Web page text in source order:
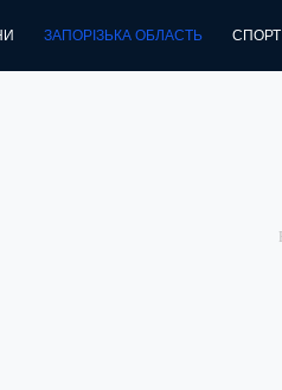
ЗАПОРІЗЬКА ОБЛАСТЬ СПОРТ